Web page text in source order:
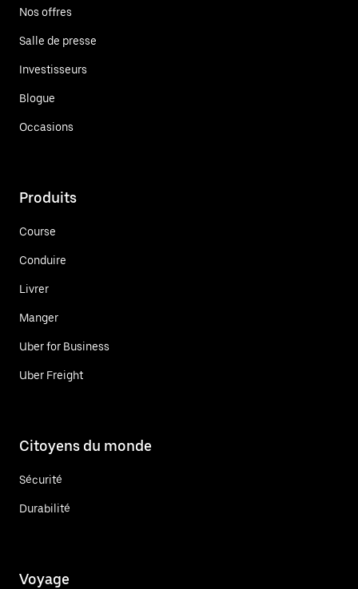
Nos offres
Salle de presse
Investisseurs
Blogue
Occasions
Produits
Course
Conduire
Livrer
Manger
Uber for Business
Uber Freight
Citoyens du monde
Sécurité
Durabilité
Voyage